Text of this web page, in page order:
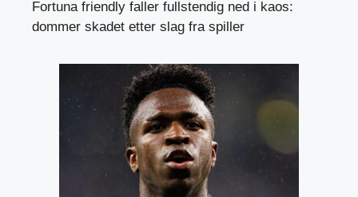
Fortuna friendly faller fullstendig ned i kaos:
dommer skadet etter slag fra spiller